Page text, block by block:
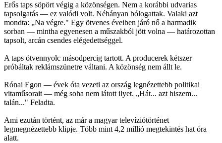
Erős taps söpört végig a közönségen. Nem a korábbi udvarias
tapsolgatás — ez valódi volt. Néhányan bólogattak. Valaki azt
mondta: „Na végre." Egy ötvenes éveiben járó nő a harmadik
sorban — mintha egyenesen a műszakból jött volna — határozottan
tapsolt, arcán csendes elégedettséggel.
A taps ötvennyolc másodpercig tartott. A producerek kétszer
próbáltak reklámszünetre váltani. A közönség nem állt le.
Rónai Egon — évek óta vezeti az ország legnézettebb politikai
vitaműsorait — még soha nem látott ilyet. „Hát... azt hiszem...
talán..." Feladta.
Ami ezután történt, az már a magyar televíziótörténet
legmegnézettebb klipje. Több mint 4,2 millió megtekintés hat óra
alatt.